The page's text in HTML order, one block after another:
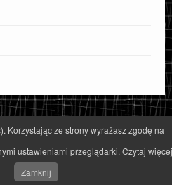
CyberChimps ©2026
Korzystając ze strony wyrażasz zgodę na
ustawieniami przeglądarki. Czytaj
Zamknij